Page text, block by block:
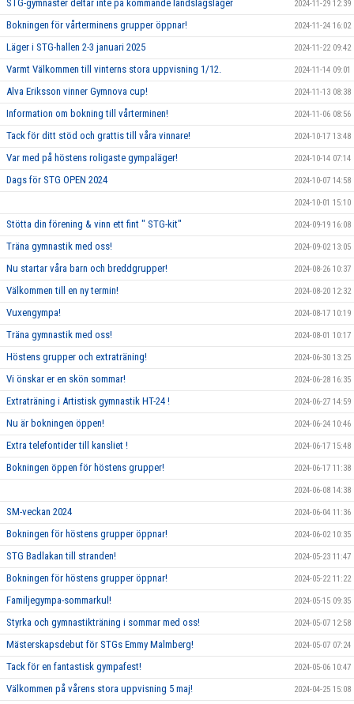
STG-gymnaster deltar inte på kommande landslagsläger 2024-11-29 12:39
Bokningen för vårterminens grupper öppnar! 2024-11-24 16:02
Läger i STG-hallen 2-3 januari 2025 2024-11-22 09:42
Varmt Välkommen till vinterns stora uppvisning 1/12. 2024-11-14 09:01
Alva Eriksson vinner Gymnova cup! 2024-11-13 08:38
Information om bokning till vårterminen! 2024-11-06 08:56
Tack för ditt stöd och grattis till våra vinnare! 2024-10-17 13:48
Var med på höstens roligaste gympaläger! 2024-10-14 07:14
Dags för STG OPEN 2024 2024-10-07 14:58
2024-10-01 15:10
Stötta din förening & vinn ett fint " STG-kit" 2024-09-19 16:08
Träna gymnastik med oss! 2024-09-02 13:05
Nu startar våra barn och breddgrupper! 2024-08-26 10:37
Välkommen till en ny termin! 2024-08-20 12:32
Vuxengympa! 2024-08-17 10:19
Träna gymnastik med oss! 2024-08-01 10:17
Höstens grupper och extraträning! 2024-06-30 13:25
Vi önskar er en skön sommar! 2024-06-28 16:35
Extraträning i Artistisk gymnastik HT-24 ! 2024-06-27 14:59
Nu är bokningen öppen! 2024-06-24 10:46
Extra telefontider till kansliet ! 2024-06-17 15:48
Bokningen öppen för höstens grupper! 2024-06-17 11:38
2024-06-08 14:38
SM-veckan 2024 2024-06-04 11:36
Bokningen för höstens grupper öppnar! 2024-06-02 10:35
STG Badlakan till stranden! 2024-05-23 11:47
Bokningen för höstens grupper öppnar! 2024-05-22 11:22
Familjegympa-sommarkul! 2024-05-15 09:35
Styrka och gymnastikträning i sommar med oss! 2024-05-07 12:58
Mästerskapsdebut för STGs Emmy Malmberg! 2024-05-07 07:24
Tack för en fantastisk gympafest! 2024-05-06 10:47
Välkommen på vårens stora uppvisning 5 maj! 2024-04-25 15:08